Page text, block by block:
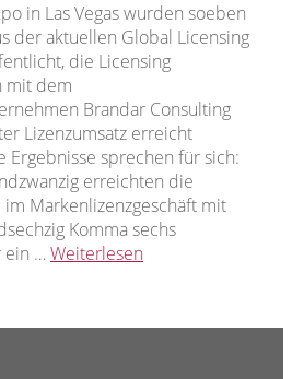
in Las Vegas wurden soeben
der aktuellen Global Licensing
die Licensing
mit dem
Brandar Consulting
Lizenzumsatz erreicht
Ergebnisse sprechen für sich:
erreichten die
Markenlizenzgeschäft mit
Komma sechs
ein … Weiterlesen